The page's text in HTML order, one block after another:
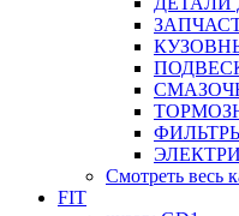
Смотреть весь
FIT